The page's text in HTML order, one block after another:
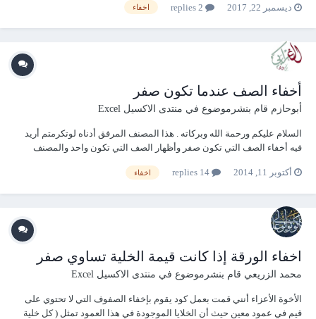
السبت والجمعة.rar
ديسمبر 22, 2017 اخفاء
أخفاء الصف عندما تكون صفر
أبوحازم قام بنشرموضوع في منتدى الاكسيل Excel
السلام عليكم ورحمة الله وبركاته . هذا المصنف المرفق أدناه لوتكرمتم أريد
فيه أخفاء الصف التي تكون صفر وأظهار الصف التي تكون واحد والمصنف
أكتوبر 11, 2014
اخفاء
اخفاء الورقة إذا كانت قيمة الخلية تساوي صفر
محمد الزريعي قام بنشرموضوع في منتدى الاكسيل Excel
الأخوة الأعزاء أنني قمت بعمل كود يقوم بإخفاء الصفوف التي لا تحتوي على
قيم في عمود معين حيث أن الخلايا الموجودة في هذا العمود تمثل ( كل خلية